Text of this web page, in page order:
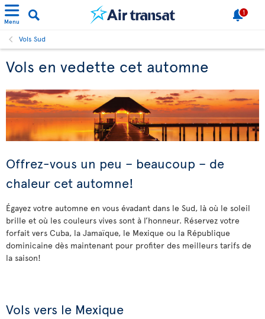
Menu
1
Vols Sud
Vols en vedette cet automne
Offrez-vous un peu – beaucoup – de
chaleur cet automne!
Égayez votre automne en vous évadant dans le Sud, là où le soleil
brille et où les couleurs vives sont à l’honneur. Réservez votre
forfait vers Cuba, la Jamaïque, le Mexique ou la République
dominicaine dès maintenant pour profiter des meilleurs tarifs de
la saison!
Vols vers le Mexique